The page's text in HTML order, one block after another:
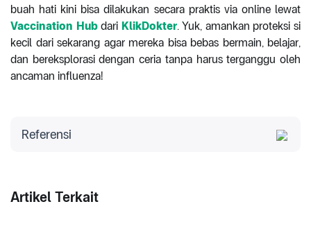
buah hati kini bisa dilakukan secara praktis via online lewat
Vaccination Hubdari KlikDokter. Yuk, amankan proteksi si
kecil dari sekarang agar mereka bisa bebas bermain, belajar,
dan bereksplorasi dengan ceria tanpa harus terganggu oleh
ancaman influenza!
Referensi
https://publications.aap.org/pediatrics
Artikel Terkait